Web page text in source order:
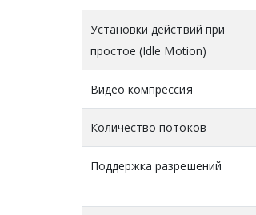
Установки действий при
простое (Idle Motion)
Видео компрессия
Количество потоков
Поддержка разрешений